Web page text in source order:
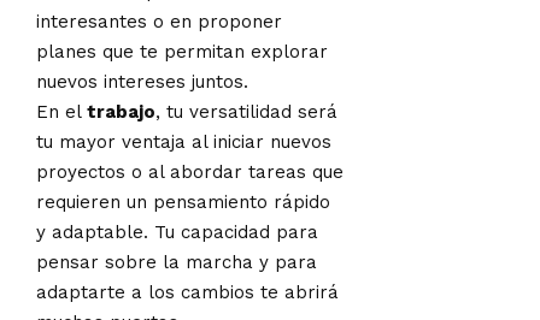
interesantes o en proponer
planes que te permitan explorar
nuevos intereses juntos.
En el trabajo, tu versatilidad será
tu mayor ventaja al iniciar nuevos
proyectos o al abordar tareas que
requieren un pensamiento rápido
y adaptable. Tu capacidad para
pensar sobre la marcha y para
adaptarte a los cambios te abrirá